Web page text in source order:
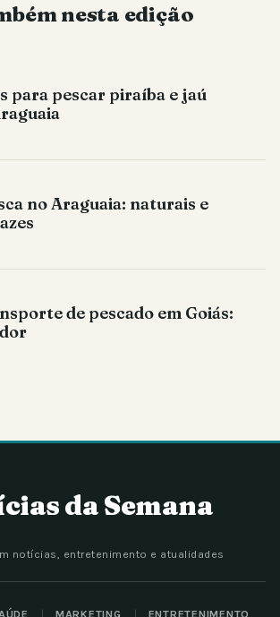
nesta edição
para pescar piraíba e jaú
no Araguaia: naturais e
de pescado em Goiás:
da Semana
notícias, entretenimento e atualidades
MARKETING ENTRETENIMENTO